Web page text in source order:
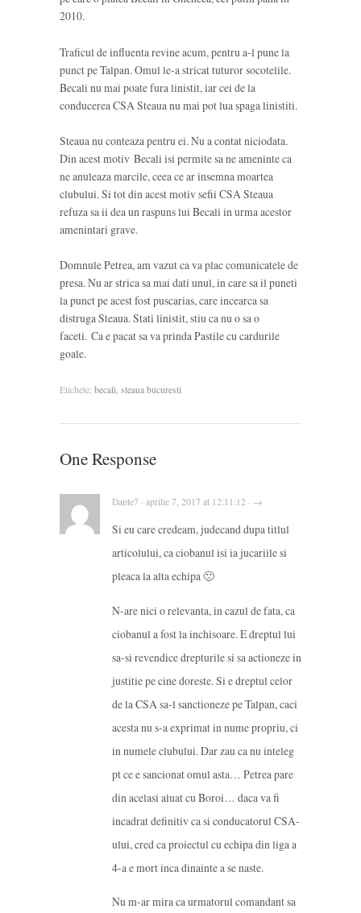
2010.
Traficul de influenta revine acum, pentru a-l pune la
punct pe Talpan. Omul le-a stricat tuturor socotelile.
Becali nu mai poate fura linistit, iar cei de la
conducerea CSA Steaua nu mai pot lua spaga linistiti.
Steaua nu conteaza pentru ei. Nu a contat niciodata.
Din acest motiv Becali isi permite sa ne ameninte ca
ne anuleaza marcile, ceea ce ar insemna moartea
clubului. Si tot din acest motiv sefii CSA Steaua
refuza sa ii dea un raspuns lui Becali in urma acestor
amenintari grave.
Domnule Petrea, am vazut ca va plac comunicatele de
presa. Nu ar strica sa mai dati unul, in care sa il puneti
la punct pe acest fost puscarias, care incearca sa
distruga Steaua. Stati linistit, stiu ca nu o sa o
faceti. Ca e pacat sa va prinda Pastile cu cardurile
goale.
Etichete: becali steaua bucuresti
One Response
Dante7 · aprilie 7, 2017 at 12:11:12 · →
Si eu care credeam, judecand dupa titlul
articolului, ca ciobanul isi ia jucariile si
pleaca la alta echipa 🙁
N-are nici o relevanta, in cazul de fata, ca
ciobanul a fost la inchisoare. E dreptul lui
sa-si revendice drepturile si sa actioneze in
justitie pe cine doreste. Si e dreptul celor
de la CSA sa-l sanctioneze pe Talpan, caci
acesta nu s-a exprimat in nume propriu, ci
in numele clubului. Dar zau ca nu inteleg
pt ce e sancionat omul asta… Petrea pare
din acelasi aluat cu Boroi… daca va fi
incadrat definitiv ca si conducatorul CSA-
ului, cred ca proiectul cu echipa din liga a
4-a e mort inca dinainte a se naste.
Nu m-ar mira ca urmatorul comandant sa